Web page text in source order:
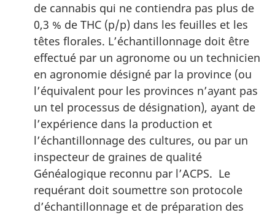
de cannabis qui ne contiendra pas plus de
0,3 % de THC (p/p) dans les feuilles et les
têtes florales. L’échantillonnage doit être
effectué par un agronome ou un technicien
en agronomie désigné par la province (ou
l’équivalent pour les provinces n’ayant pas
un tel processus de désignation), ayant de
l’expérience dans la production et
l’échantillonnage des cultures, ou par un
inspecteur de graines de qualité
Généalogique reconnu par l’ACPS. Le
requérant doit soumettre son protocole
d’échantillonnage et de préparation des